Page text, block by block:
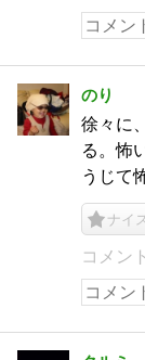
のり
徐々に
る。怖
うじて
ナイ
コメン